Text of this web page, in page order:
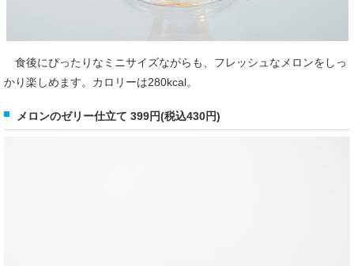
食後にぴったりなミニサイズながらも、フレッシュなメロンをしっ
かり楽しめます。カロリーは280kcal。
メロンのゼリー仕立て 399円(税込430円)